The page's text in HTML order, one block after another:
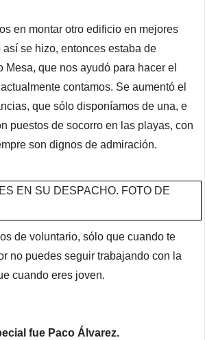
en montar otro edificio en mejores
se hizo, entonces estaba de
Mesa, que nos ayudó para hacer el
contamos. Se aumentó el
que sólo disponíamos de una, e
puestos de socorro en las playas, con
son dignos de admiración.
de voluntario, sólo que cuando te
no puedes seguir trabajando con la
cuando eres joven.
fue Paco Álvarez.